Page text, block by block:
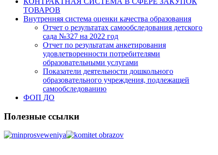
ТОВАРОВ
Внутренняя система оценки качества образования
Отчет о результатах самообследования детского
сада №327 на 2022 год
Отчет по результатам анкетирования
удовлетворенности потребителями
образовательными услугами
Показатели деятельности дошкольного
образовательного учреждения, подлежащей
самообследованию
ФОП ДО
Полезные ссылки